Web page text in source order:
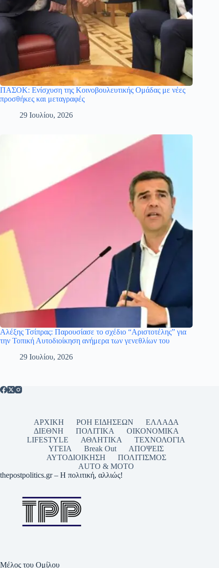
ΠΑΣΟΚ: Ενίσχυση της Κοινοβουλευτικής Ομάδας με νέες
προσθήκες και μεταγραφές
29 Ιουλίου, 2026
Αλέξης Τσίπρας: Παρουσίασε το σχέδιο “Αριστοτέλης” για
την Τοπική Αυτοδιοίκηση ανήμερα των γενεθλίων του
29 Ιουλίου, 2026
ΑΡΧΙΚΗ ΡΟΗ ΕΙΔΗΣΕΩΝ
ΕΛΛΑΔΑ
ΔΙΕΘΝΗ
ΠΟΛΙΤΙΚΑ
ΟΙΚΟΝΟΜΙΚΑ
LIFESTYLE
ΑΘΛΗΤΙΚΑ
ΤΕΧΝΟΛΟΓΙΑ
ΥΓΕΙΑ
Break Out
ΑΠΟΨΕΙΣ
ΑΥΤΟΔΙΟΙΚΗΣΗ
ΠΟΛΙΤΙΣΜΟΣ
AUTO & MOTO
thepostpolitics.gr – Η πολιτική, αλλιώς!
Μέλος του Ομίλου